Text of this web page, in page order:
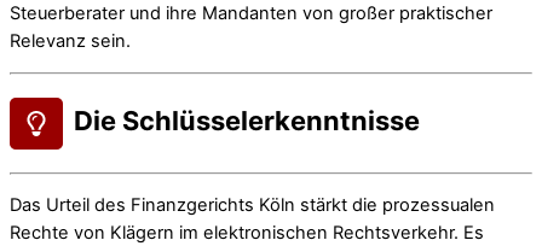
Steuerberater und ihre Mandanten von großer praktischer
Relevanz sein.
Die Schlüsselerkenntnisse
Das Urteil des Finanzgerichts Köln stärkt die prozessualen
Rechte von Klägern im elektronischen Rechtsverkehr. Es